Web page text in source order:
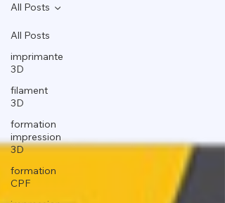
All Posts
imprimante
3D
filament
3D
formation
impression
3D
formation
CPF
All Posts